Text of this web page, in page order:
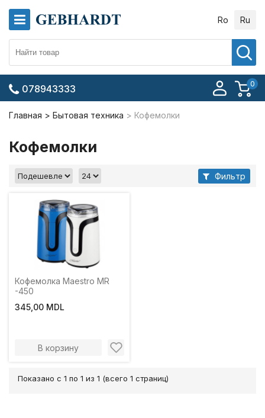
Ro Ru
0
078943333
Главная Бытовая техника Кофемолки
Кофемолки
Фильтр
Кофемолка Maestro MR
-450
345,00 MDL
В корзину
Показано с 1 по 1 из 1 (всего 1 страниц)